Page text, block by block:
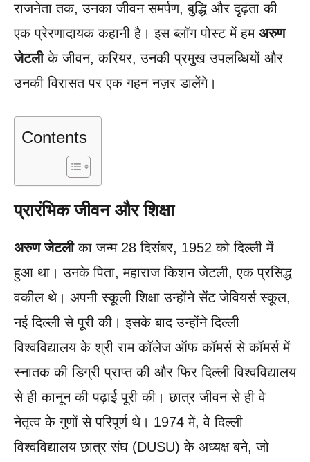
राजनेता तक, उनका जीवन समर्पण, बुद्धि और दृढ़ता की
एक प्रेरणादायक कहानी है। इस ब्लॉग पोस्ट में हम अरुण
जेटलीके जीवन, करियर, उनकी प्रमुख उपलब्धियों और
उनकी विरासत पर एक गहन नज़र डालेंगे।
Contents
प्रारंभिक जीवन और शिक्षा
अरुण जेटलीका जन्म 28 दिसंबर, 1952 को दिल्ली में
हुआ था। उनके पिता, महाराज किशन जेटली, एक प्रसिद्ध
वकील थे। अपनी स्कूली शिक्षा उन्होंने सेंट जेवियर्स स्कूल,
नई दिल्ली से पूरी की। इसके बाद उन्होंने दिल्ली
विश्वविद्यालय के श्री राम कॉलेज ऑफ कॉमर्स से कॉमर्स में
स्नातक की डिग्री प्राप्त की और फिर दिल्ली विश्वविद्यालय
से ही कानून की पढ़ाई पूरी की। छात्र जीवन से ही वे
नेतृत्व के गुणों से परिपूर्ण थे। 1974 में, वे दिल्ली
विश्वविद्यालय छात्र संघ (DUSU) के अध्यक्ष बने, जो